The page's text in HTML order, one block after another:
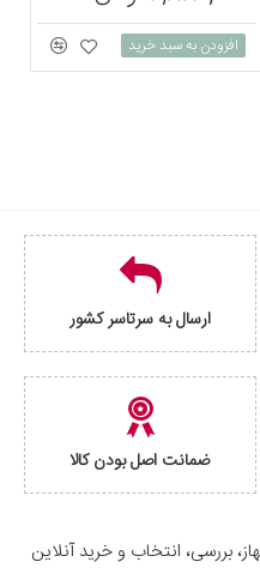
افزودن به سبد خرید
ارسال به سرتاسر کشور
ضمانت اصل بودن کالا
بررسی، انتخاب و خرید آنلاین